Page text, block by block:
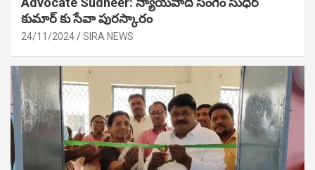
కుమార్ కు సేవా పురస్కారం
24/11/2024 SIRA NEWS